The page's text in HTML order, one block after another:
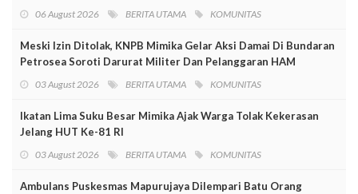
06 August 2026 BERITA UTAMA KOMUNITAS
Meski Izin Ditolak, KNPB Mimika Gelar Aksi Damai Di Bundaran
Petrosea Soroti Darurat Militer Dan Pelanggaran HAM
03 August 2026 BERITA UTAMA KOMUNITAS
Ikatan Lima Suku Besar Mimika Ajak Warga Tolak Kekerasan
Jelang HUT Ke-81 RI
03 August 2026 BERITA UTAMA KOMUNITAS
Ambulans Puskesmas Mapurujaya Dilempari Batu Orang